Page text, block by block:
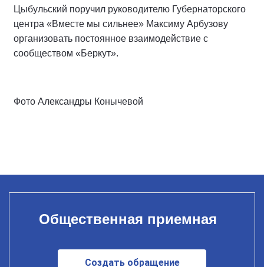
Цыбульский поручил руководителю Губернаторского
центра «Вместе мы сильнее» Максиму Арбузову
организовать постоянное взаимодействие с
сообществом «Беркут».
Фото Александры Конычевой
Общественная приемная
Создать обращение